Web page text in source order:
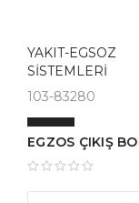
YAKIT-EGSOZ
SİSTEMLERİ
103-83280
EGZOS ÇIKIŞ